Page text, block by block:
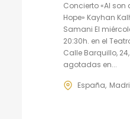
Concierto «Al son
Hope» Kayhan
Samani El
20:30h. en el
Calle Barquillo,
agotadas en...
España